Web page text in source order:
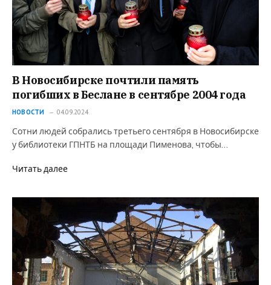
В Новосибирске почтили память
погибших в Беслане в сентябре 2004 года
НОВОСТИ 04.09.2024
Сотни людей собрались третьего сентября в Новосибирске
у библиотеки ГПНТБ на площади Пименова, чтобы…
Читать далее